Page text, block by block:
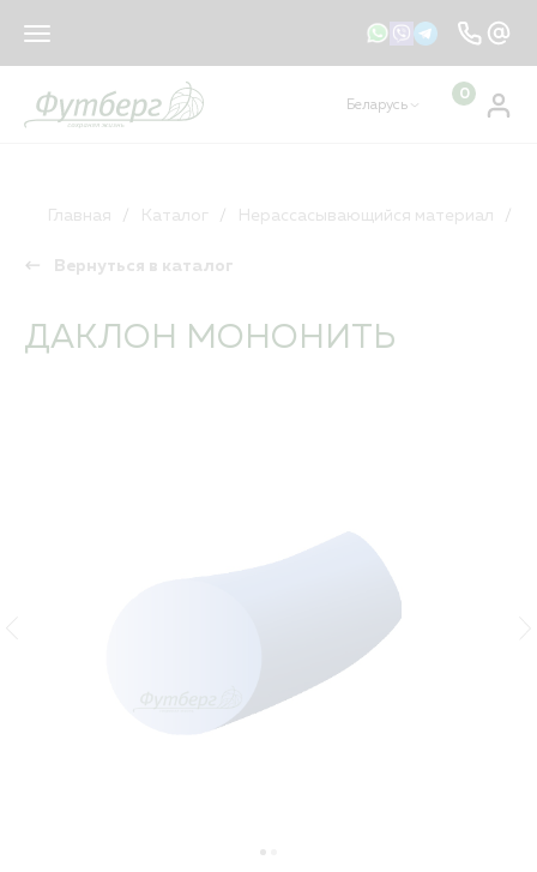
sales@footberg.by
Беларусь
0
Рассасывающийся материал
Главная Каталог Нерассасывающийся материал
Вернуться в каталог
ДАКЛОН МОНОНИТЬ